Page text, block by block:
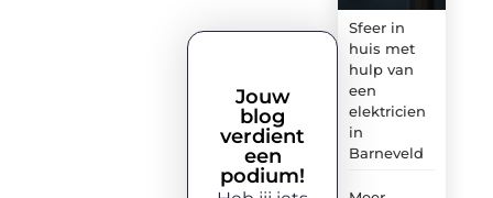
Sfeer in
huis met
hulp van
een
elektricien
in
Barneveld
Jouw
blog
verdient
een
podium!